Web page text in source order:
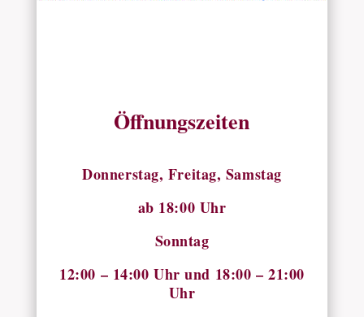
Öffnungszeiten
Donnerstag, Freitag, Samstag
ab 18:00 Uhr
Sonntag
12:00 – 14:00 Uhr und 18:00 – 21:00
Uhr